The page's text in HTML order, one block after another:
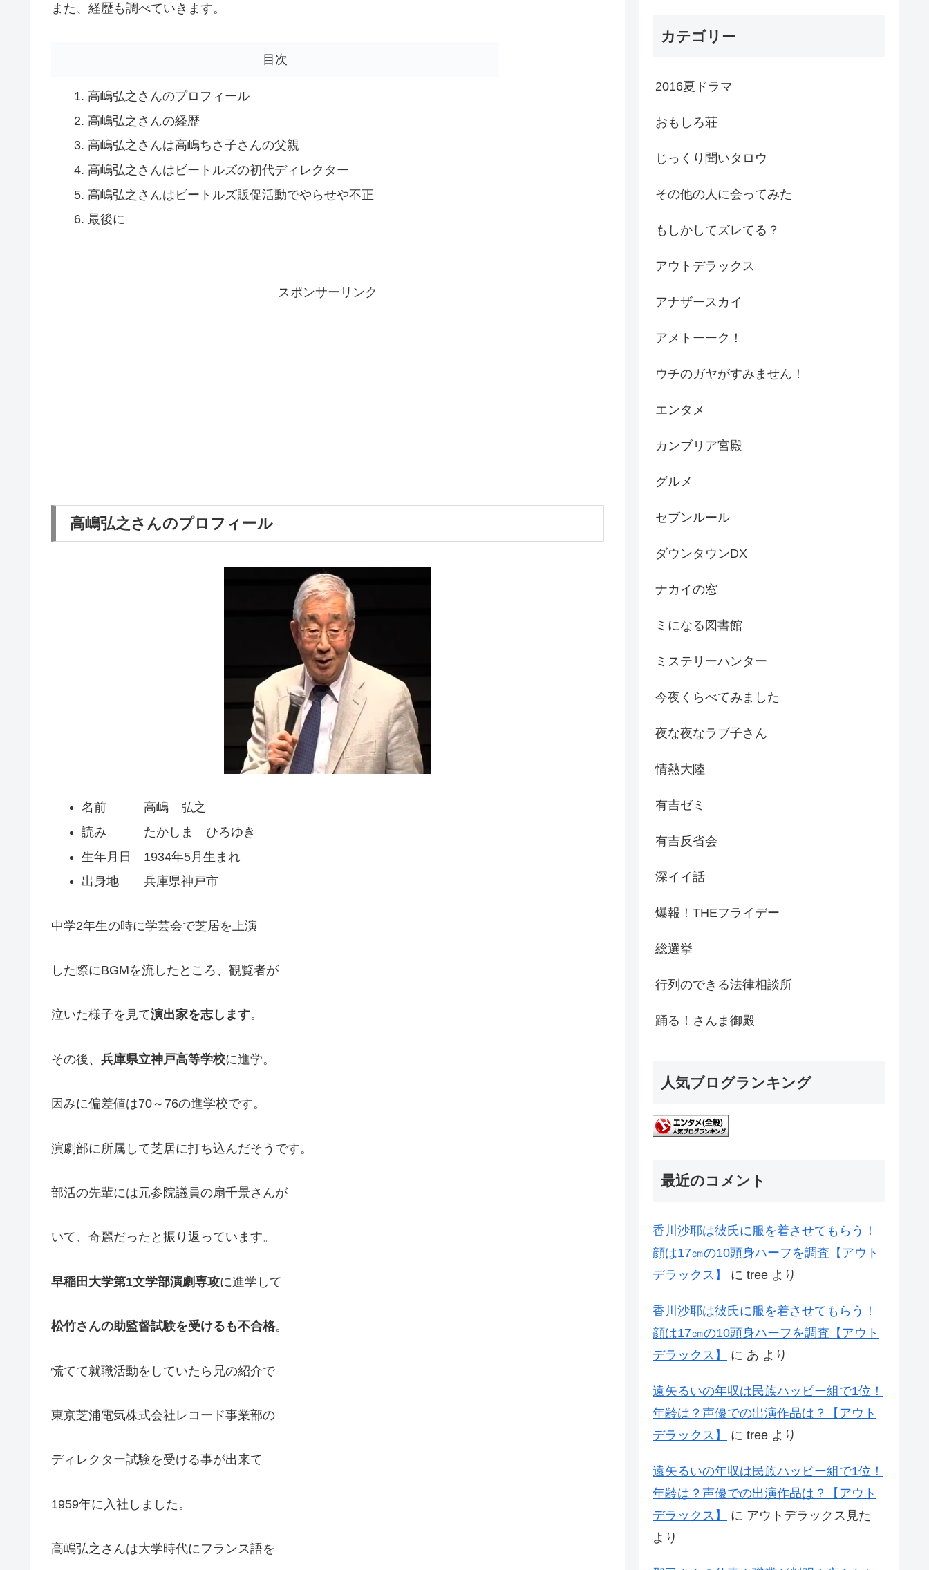
また、経歴も調べていきます。
目次
高嶋弘之さんのプロフィール
高嶋弘之さんの経歴
高嶋弘之さんは高嶋ちさ子さんの父親
高嶋弘之さんはビートルズの初代ディレクター
高嶋弘之さんはビートルズ販促活動でやらせや不正
最後に
スポンサーリンク
高嶋弘之さんのプロフィール
名前 高嶋 弘之
読み たかしま ひろゆき
生年月日 1934年5月生まれ
出身地 兵庫県神戸市
中学2年生の時に学芸会で芝居を上演
した際にBGMを流したところ、観覧者が
泣いた様子を見て演出家を志します。
その後、 兵庫県立神戸高等学校に進学。
因みに偏差値は70～76の進学校です。
演劇部に所属して芝居に打ち込んだそうです。
部活の先輩には元参院議員の扇千景さんが
いて、奇麗だったと振り返っています。
早稲田大学第1文学部演劇専攻に進学して
松竹さんの助監督試験を受けるも不合格。
慌てて就職活動をしていたら兄の紹介で
東京芝浦電気株式会社レコード事業部の
ディレクター試験を受ける事が出来て
1959年に入社しました。
高嶋弘之さんは大学時代にフランス語を
カテゴリー
2016夏ドラマ
おもしろ荘
じっくり聞いタロウ
その他の人に会ってみた
もしかしてズレてる？
アウトデラックス
アナザースカイ
アメトーーク！
ウチのガヤがすみません！
エンタメ
カンブリア宮殿
グルメ
セブンルール
ダウンタウンDX
ナカイの窓
ミになる図書館
ミステリーハンター
今夜くらべてみました
夜な夜なラブ子さん
情熱大陸
有吉ゼミ
有吉反省会
深イイ話
爆報！THEフライデー
総選挙
行列のできる法律相談所
踊る！さんま御殿
人気ブログランキング
最近のコメント
香川沙耶は彼氏に服を着させてもらう！
顔は17㎝の10頭身ハーフを調査【アウト
デラックス】
に tree より
香川沙耶は彼氏に服を着させてもらう！
顔は17㎝の10頭身ハーフを調査【アウト
デラックス】
に あ より
遠矢るいの年収は民族ハッピー組で1位！
年齢は？声優での出演作品は？【アウト
デラックス】
に tree より
遠矢るいの年収は民族ハッピー組で1位！
年齢は？声優での出演作品は？【アウト
デラックス】
に アウトデラックス見た
より